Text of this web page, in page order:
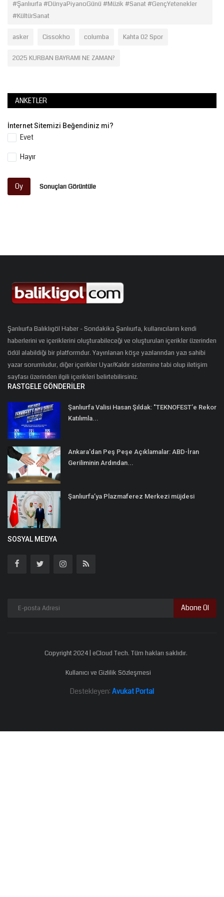
#Şanlıurfa #DünyaPiyanoGünü #Müzik #Sanat #GençYetenekler
#KültürSanat
asker Cissokho columba Kahta 02 Spor
2025 KURBAN BAYRAMI NE ZAMAN?
ANKETLER
İnternet Sitemizi Beğendiniz mi?
Evet
Hayır
Oy Sonuçları Görüntüle
Şanlıurfa Balıklıgöl Haber - Sondakika Şanlıurfa, kullanıcıların kendi
haberlerini ve içeriklerini oluşturabileceği ve oluşturulan içerikler üzerinden
ödül alabildiği bir platformdur. Yayınlanan köşe yazılarından yazı sahibi
yazar sorumludur, diğer içerikler Uyar/Kaldır sistemine tabi olup iletişim
sayfası üzerinden ilgili içerikleri belirtebilirsiniz.
RASTGELE GÖNDERILER
Şanlıurfa Valisi Hasan Şıldak: "TEKNOFEST’e Rekor
Katılımla...
Ankara'dan Peş Peşe Açıklamalar: ABD-İran
Geriliminin Ardından...
Şanlıurfa’ya Plazmaferez Merkezi müjdesi
SOSYAL MEDYA
Abone Ol
Copyright 2024 | eCloud Tech. Tüm hakları saklıdır.
Kullanıcı ve Gizlilik Sözleşmesi
Destekleyen: Avukat Portal